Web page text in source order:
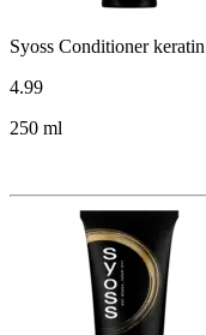
Syoss Conditioner keratin
4.99
250 ml